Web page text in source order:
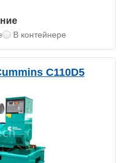
В контейнере
C110D5